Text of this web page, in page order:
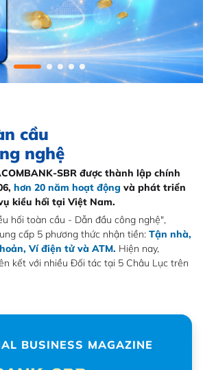
cầu
nghệ
SBR được thành lập chính
hơn 20 năm hoạt động và phát triển
kiều hối tại Việt Nam.
hối toàn cầu - Dẫn đầu công nghệ",
cấp 5 phương thức nhận tiền: Tận nhà,
Ví điện tử và ATM. Hiện nay,
kết với nhiều Đối tác tại 5 Châu Lục trên
BUSINESS MAGAZINE